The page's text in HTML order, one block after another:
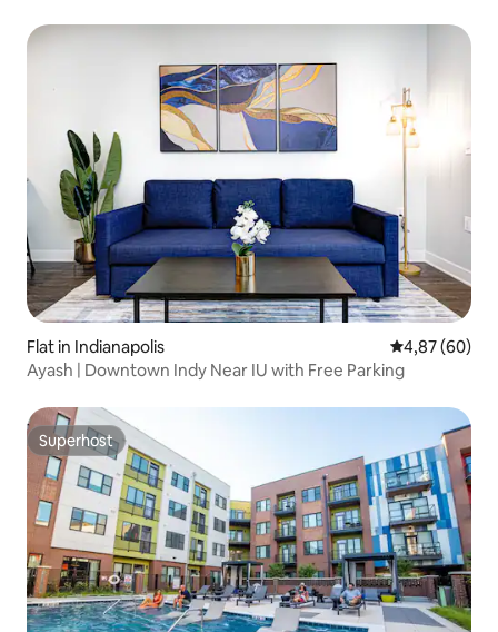
Flat in Indianapolis Gemiddelde
4,87 (60)
Ayash | Downtown Indy Near IU with Free Parking
Superhost
Superhost